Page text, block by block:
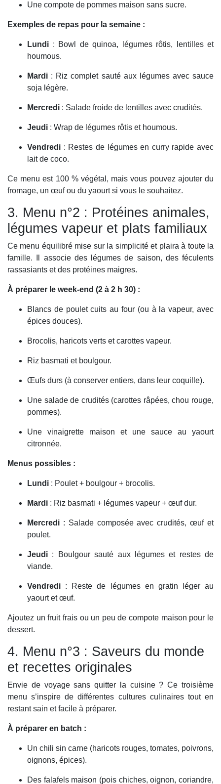
Une compote de pommes maison sans sucre.
Exemples de repas pour la semaine :
Lundi : Bowl de quinoa, légumes rôtis, lentilles et
houmous.
Mardi : Riz complet sauté aux légumes avec sauce
soja légère.
Mercredi : Salade froide de lentilles avec crudités.
Jeudi : Wrap de légumes rôtis et houmous.
Vendredi : Restes de légumes en curry rapide avec
lait de coco.
Ce menu est 100 % végétal, mais vous pouvez ajouter du
fromage, un œuf ou du yaourt si vous le souhaitez.
3. Menu n°2 : Protéines animales,
légumes vapeur et plats familiaux
Ce menu équilibré mise sur la simplicité et plaira à toute la
famille. Il associe des légumes de saison, des féculents
rassasiants et des protéines maigres.
À préparer le week-end (2 à 2 h 30) :
Blancs de poulet cuits au four (ou à la vapeur, avec
épices douces).
Brocolis, haricots verts et carottes vapeur.
Riz basmati et boulgour.
Œufs durs (à conserver entiers, dans leur coquille).
Une salade de crudités (carottes râpées, chou rouge,
pommes).
Une vinaigrette maison et une sauce au yaourt
citronnée.
Menus possibles :
Lundi : Poulet + boulgour + brocolis.
Mardi : Riz basmati + légumes vapeur + œuf dur.
Mercredi : Salade composée avec crudités, œuf et
poulet.
Jeudi : Boulgour sauté aux légumes et restes de
viande.
Vendredi : Reste de légumes en gratin léger au
yaourt et œuf.
Ajoutez un fruit frais ou un peu de compote maison pour le
dessert.
4. Menu n°3 : Saveurs du monde
et recettes originales
Envie de voyage sans quitter la cuisine ? Ce troisième
menu s’inspire de différentes cultures culinaires tout en
restant sain et facile à préparer.
À préparer en batch :
Un chili sin carne (haricots rouges, tomates, poivrons,
oignons, épices).
Des falafels maison (pois chiches, oignon, coriandre,